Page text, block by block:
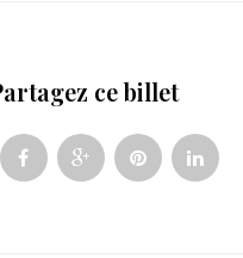
ce billet